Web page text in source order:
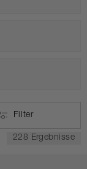
Filter
228 Ergebnisse